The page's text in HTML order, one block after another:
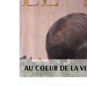
AU COEUR DE LA